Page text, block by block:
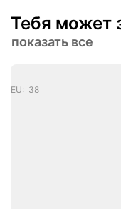
Тебя может
показать все
EU: 38